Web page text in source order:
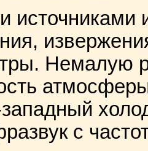
источниками
Немалую
с